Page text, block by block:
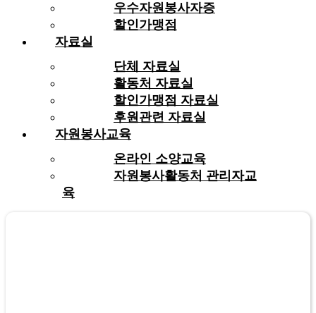
우수자원봉사자증
할인가맹점
자료실
단체 자료실
활동처 자료실
할인가맹점 자료실
후원관련 자료실
자원봉사교육
온라인 소양교육
자원봉사활동처 관리자교
육